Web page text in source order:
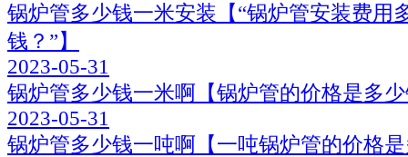
锅炉管多少钱一米安装【“锅炉管安装费用
钱？”】
2023-05-31
锅炉管多少钱一米啊【锅炉管的价格是多
2023-05-31
锅炉管多少钱一吨啊【一吨锅炉管的价格